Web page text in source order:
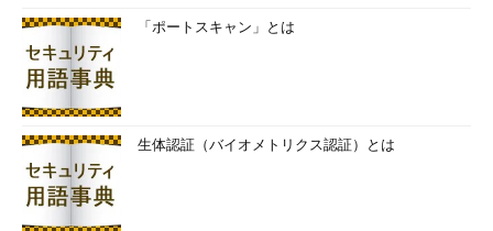
重要なのは、品質の確保は問題のあるものをいかに発見するか
ではなく、いかに問題が起こらないように作り込むかということ
である。
出来杉マネージャは、設計や開発標準を展開して成果物の品質
を均一化することで、問題のある成果物ができるのを事前に防ご
うとしているが、実際にどうするかは、当然個々の組織やプロジ
「ポートスキャン」とは
生体認証（バイオメトリクス認証）とは